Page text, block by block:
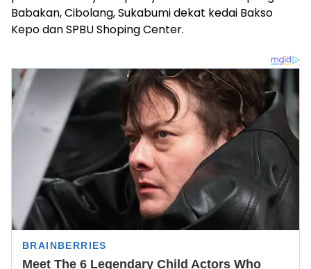
Babakan, Cibolang, Sukabumi dekat kedai Bakso
Kepo dan SPBU Shoping Center.